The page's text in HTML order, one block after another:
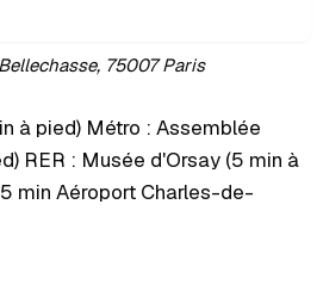
75007 Paris
à pied) Métro : Assemblée
RER : Musée d'Orsay (5 min à
min Aéroport Charles-de-